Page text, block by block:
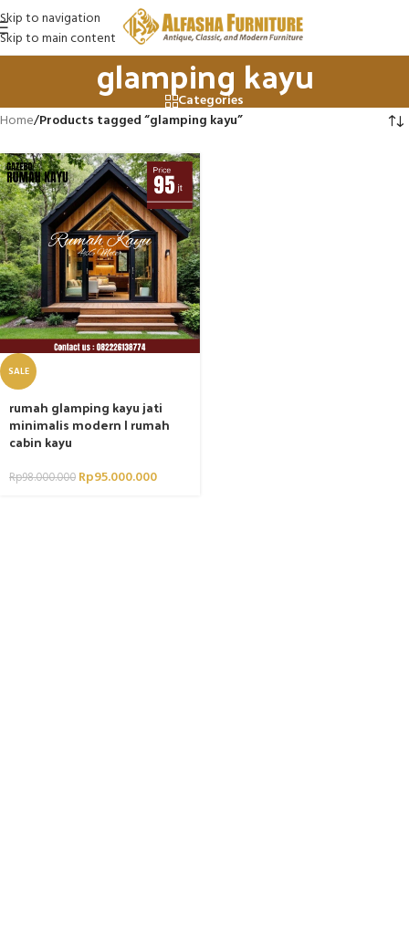
Skip to navigation
Skip to main content
glamping kayu
Categories
Home/Products tagged “glamping kayu”
SALE
rumah glamping kayu jati
minimalis modern | rumah
cabin kayu
Rp98.000.000 Rp95.000.000